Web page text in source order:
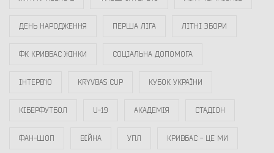
ДЕНЬ НАРОДЖЕННЯ ПЕРША ЛІГА ЛІТНІ ЗБОРИ
ФК КРИВБАС ЖІНКИ СОЦІАЛЬНА ДОПОМОГА
ІНТЕРВ`Ю KRYVBAS CUP КУБОК УКРАЇНИ
КІБЕРФУТБОЛ U-19 АКАДЕМІЯ СТАДІОН
ФАН-ШОП ВІЙНА УПЛ КРИВБАС - ЦЕ МИ